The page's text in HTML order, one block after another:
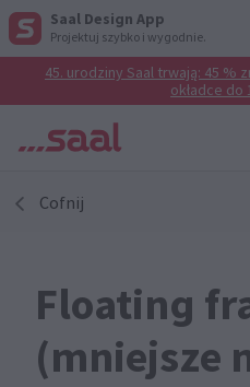
Saal Design App
Projektuj szybko i wygodnie.
45. urodziny Saal trwają: 45 %
okładce do
Cofnij
Floating
(mniejsze